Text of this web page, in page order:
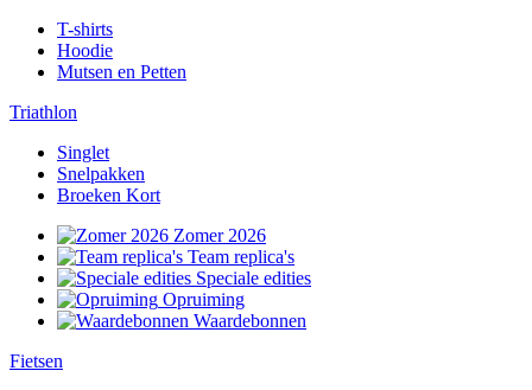
T-shirts
Hoodie
Mutsen en Petten
Triathlon
Singlet
Snelpakken
Broeken Kort
Zomer 2026
Team replica's
Speciale edities
Opruiming
Waardebonnen
Fietsen